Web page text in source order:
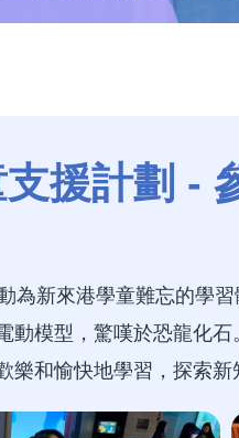
支援計劃 -
為新來港學童難忘的學
動模型，驚嘆於恐龍化
樂和愉快地學習，探索